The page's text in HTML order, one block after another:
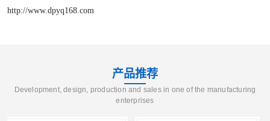
http://www.dpyq168.com
产品推荐
Development, design, production and sales in one of the manufacturing
enterprises